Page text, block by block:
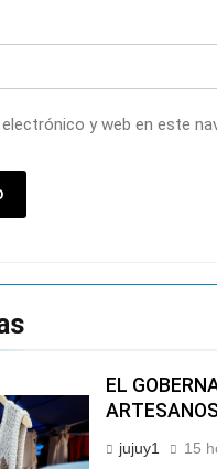
y web en este
EL
jujuy1 15